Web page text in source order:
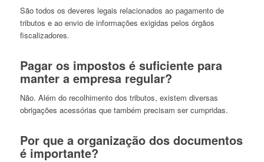
São todos os deveres legais relacionados ao pagamento de
tributos e ao envio de informações exigidas pelos órgãos
fiscalizadores.
Pagar os impostos é suficiente para
manter a empresa regular?
Não. Além do recolhimento dos tributos, existem diversas
obrigações acessórias que também precisam ser cumpridas.
Por que a organização dos documentos
é importante?